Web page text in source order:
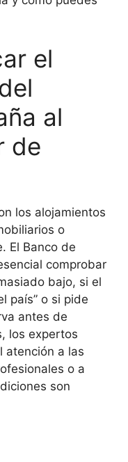
el
al
de
los alojamientos
o
El Banco de
comprobar
bajo, si el
país” o si pide
antes de
los expertos
atención a las
o a
son